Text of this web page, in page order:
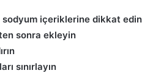
sodyum içeriklerine dikkat edin
sonra ekleyin
sınırlayın